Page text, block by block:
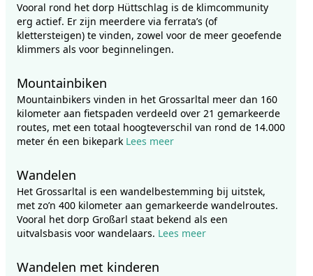
Vooral rond het dorp Hüttschlag is de klimcommunity
erg actief. Er zijn meerdere via ferrata’s (of
klettersteigen) te vinden, zowel voor de meer geoefende
klimmers als voor beginnelingen.
Mountainbiken
Mountainbikers vinden in het Grossarltal meer dan 160
kilometer aan fietspaden verdeeld over 21 gemarkeerde
routes, met een totaal hoogteverschil van rond de 14.000
meter én een bikepark Lees meer
Wandelen
Het Grossarltal is een wandelbestemming bij uitstek,
met zo’n 400 kilometer aan gemarkeerde wandelroutes.
Vooral het dorp Großarl staat bekend als een
uitvalsbasis voor wandelaars. Lees meer
Wandelen met kinderen